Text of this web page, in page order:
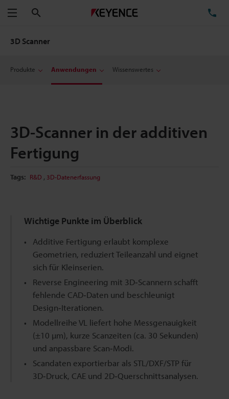
Menü
3D Scanner
Produkte Anwendungen Wissenswertes
3D-Scanner in der additiven
Fertigung
Tags: R&D , 3D-Datenerfassung
Wichtige Punkte im Überblick
Additive Fertigung erlaubt komplexe
Geometrien, reduziert Teileanzahl und eignet
sich für Kleinserien.
Reverse Engineering mit 3D‑Scannern schafft
fehlende CAD‑Daten und beschleunigt
Design‑Iterationen.
Modellreihe VL liefert hohe Messgenauigkeit
(±10 µm), kurze Scanzeiten (ca. 30 Sekunden)
und anpassbare Scan‑Modi.
Scandaten exportierbar als STL/DXF/STP für
3D‑Druck, CAE und 2D‑Querschnittsanalysen.